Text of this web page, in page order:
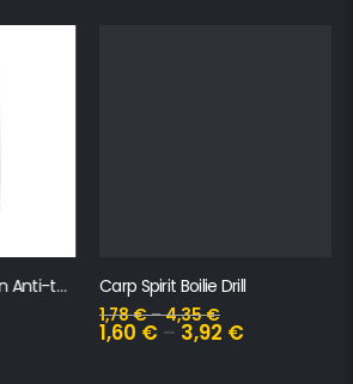
Carp Spirit Camfusion Anti-tangle Bužiri Carp Spirit Boilie Drill
1,78€–4,35€
1,60 €– 3,92 €